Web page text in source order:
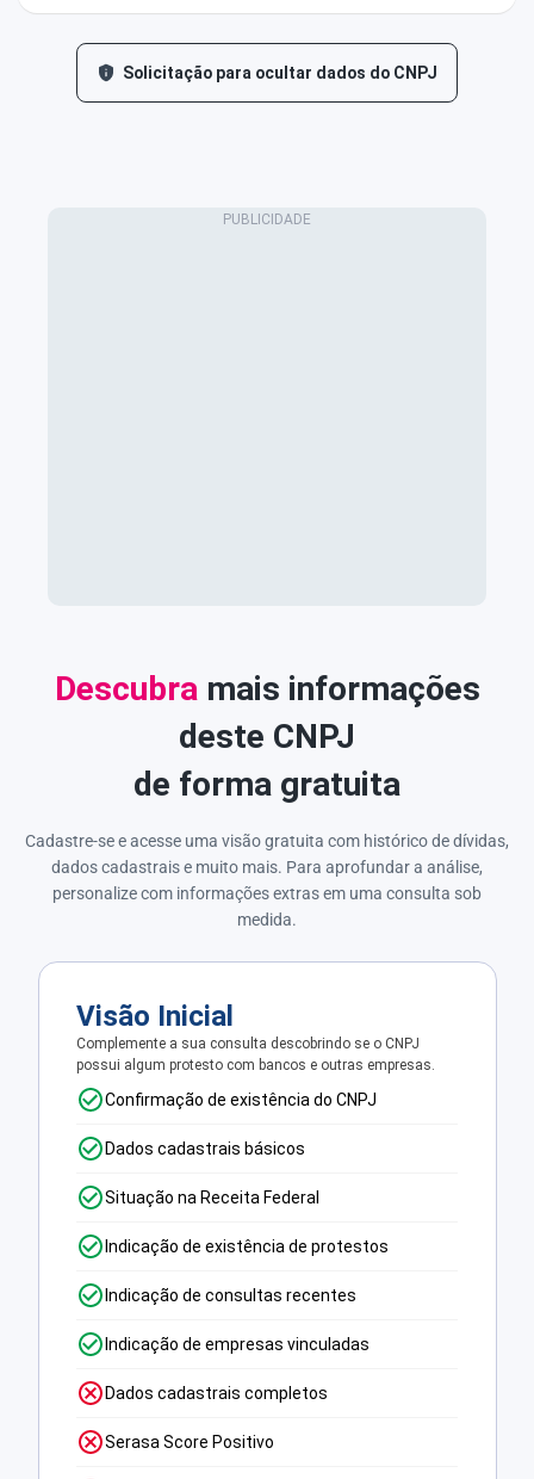
Solicitação para ocultar dados do CNPJ
Descubra mais informações
deste CNPJ
de forma gratuita
Cadastre-se e acesse uma visão gratuita com histórico de dívidas,
dados cadastrais e muito mais. Para aprofundar a análise,
personalize com informações extras em uma consulta sob
medida.
Visão Inicial
Complemente a sua consulta descobrindo se o CNPJ
possui algum protesto com bancos e outras empresas.
Confirmação de existência do CNPJ
Dados cadastrais básicos
Situação na Receita Federal
Indicação de existência de protestos
Indicação de consultas recentes
Indicação de empresas vinculadas
Dados cadastrais completos
Serasa Score Positivo